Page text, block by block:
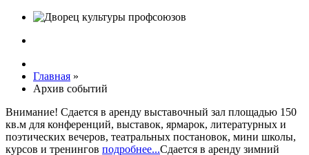
Главная »
Архив событий
Внимание! Сдается в аренду выставочный зал площадью 150
кв.м для конференций, выставок, ярмарок, литературных и
поэтических вечеров, театральных постановок, мини школы,
курсов и тренингов подробнее...Сдается в аренду зимний